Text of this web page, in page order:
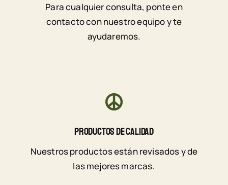
Para cualquier consulta, ponte en
contacto con nuestro equipo y te
ayudaremos.
Productos De Calidad
Nuestros productos están revisados y de
las mejores marcas.